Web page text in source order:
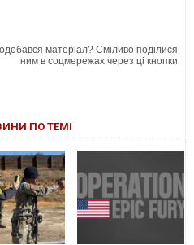
матеріал? Сміливо поділися
ним в соцмережах через ці кнопки
ПО ТЕМІ